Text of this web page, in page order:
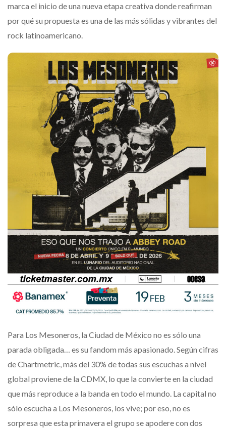
marca el inicio de una nueva etapa creativa donde reafirman
por qué su propuesta es una de las más sólidas y vibrantes del
rock latinoamericano.
Para Los Mesoneros, la Ciudad de México no es sólo una
parada obligada… es su fandom más apasionado. Según cifras
de Chartmetric, más del 30% de todas sus escuchas a nivel
global proviene de la CDMX, lo que la convierte en la ciudad
que más reproduce a la banda en todo el mundo. La capital no
sólo escucha a Los Mesoneros, los vive; por eso, no es
sorpresa que esta primavera el grupo se apodere con dos